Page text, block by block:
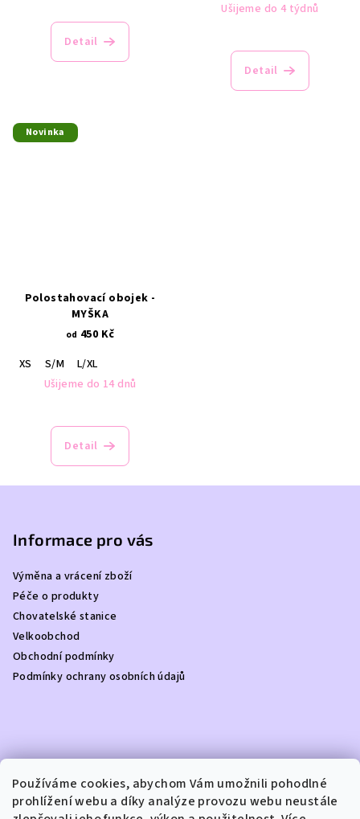
Používáme cookies, abychom Vám umožnili pohodlné
prohlížení webu a díky analýze provozu webu neustále
Detail
Ušijeme do 4 týdnů
Detail
Novinka
Polostahovací obojek -
MYŠKA
od 450 Kč
XS
S/M
L/XL
Ušijeme do 14 dnů
Detail
Informace pro vás
Výměna a vrácení zboží
Péče o produkty
Chovatelské stanice
Velkoobchod
Obchodní podmínky
Podmínky ochrany osobních údajů
Kontakt
info @dottydoggie.cz